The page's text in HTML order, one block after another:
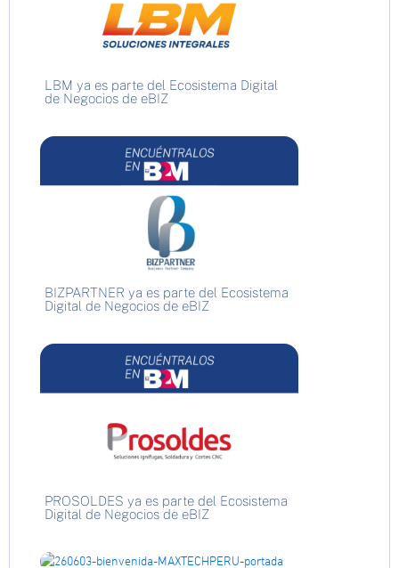
LBM ya es parte del Ecosistema Digital
de Negocios de eBIZ
BIZPARTNER ya es parte del Ecosistema
Digital de Negocios de eBIZ
PROSOLDES ya es parte del Ecosistema
Digital de Negocios de eBIZ